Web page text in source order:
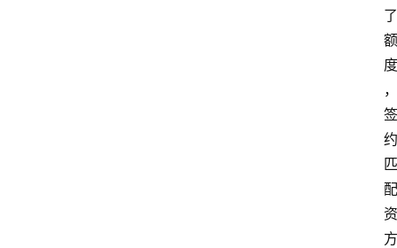
了
额
度
，
签
约
匹
配
资
方